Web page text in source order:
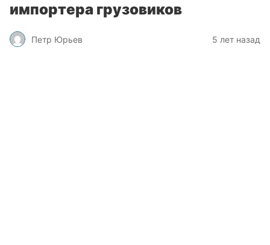
импортера грузовиков
Петр Юрьев 5 лет назад